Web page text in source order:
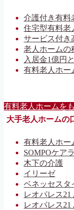
介護付き有料
住宅型有料老
サービス付き
老人ホーム
入居金1億円
有料老人ホ
有料老人ホームを
大手老人ホームの
有料老人ホー
SOMPOケア
木下の介護
イリーゼ
ベネッセスタ
レオパレス
レオパレス